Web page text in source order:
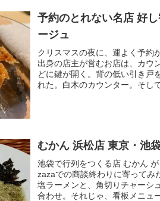
予約のとれない名店 好
ージュ
クリスマスの夜に、運よく予約
出身の店主が営むお店は、カウ
どに鍵が開く。背の低い引き戸
れた。白木のカウンター。そし
むかん 浜松店 東京・池
池袋で行列をつくる店 むかん
zazaでの商談終わりに寄ってみ
塩ラーメンと、角切りチャーシ
合わせ。それじゃ、看板メニュ